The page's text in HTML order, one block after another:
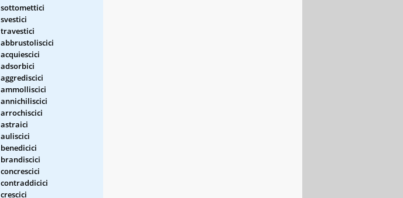
sottomettici
svestici
travestici
abbrustoliscici
acquiescici
adsorbici
aggrediscici
ammolliscici
annichiliscici
arrochiscici
astraici
auliscici
benedicici
brandiscici
concrescici
contraddicici
crescici